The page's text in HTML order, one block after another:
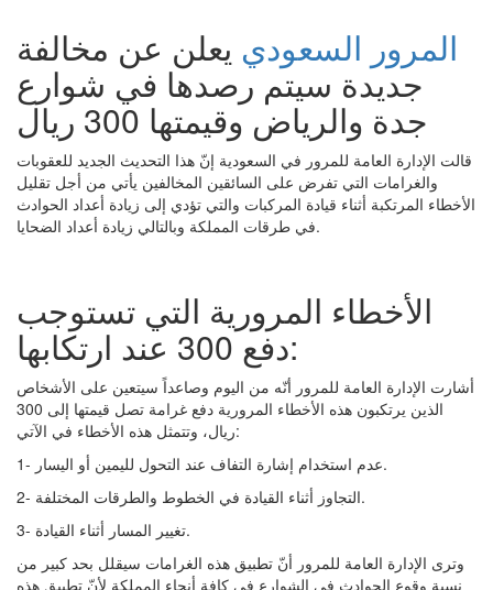
المرور السعودي يعلن عن مخالفة
جديدة سيتم رصدها في شوارع
جدة والرياض وقيمتها 300 ريال
قالت الإدارة العامة للمرور في السعودية إنّ هذا التحديث الجديد للعقوبات
والغرامات التي تفرض على السائقين المخالفين يأتي من أجل تقليل
الأخطاء المرتكبة أثناء قيادة المركبات والتي تؤدي إلى زيادة أعداد الحوادث
في طرقات المملكة وبالتالي زيادة أعداد الضحايا.
الأخطاء المرورية التي تستوجب
دفع 300 عند ارتكابها:
أشارت الإدارة العامة للمرور أنّه من اليوم وصاعداً سيتعين على الأشخاص
الذين يرتكبون هذه الأخطاء المرورية دفع غرامة تصل قيمتها إلى 300
ريال، وتتمثل هذه الأخطاء في الآتي:
1- عدم استخدام إشارة التفاف عند التحول لليمين أو اليسار.
2- التجاوز أثناء القيادة في الخطوط والطرقات المختلفة.
3- تغيير المسار أثناء القيادة.
وترى الإدارة العامة للمرور أنّ تطبيق هذه الغرامات سيقلل بحد كبير من
نسبة وقوع الحوادث في الشوارع في كافة أنحاء المملكة لأنّ تطبيق هذه